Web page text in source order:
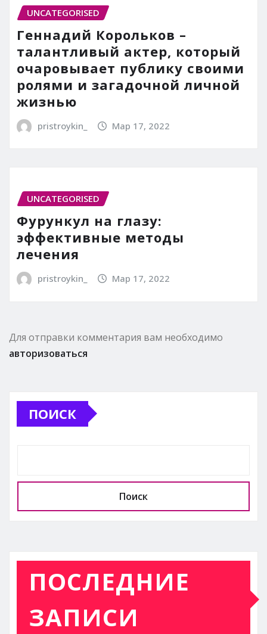
UNCATEGORISED
Геннадий Корольков –
талантливый актер, который
очаровывает публику своими
ролями и загадочной личной
жизнью
pristroykin_ Мар 17, 2022
UNCATEGORISED
Фурункул на глазу:
эффективные методы
лечения
pristroykin_ Мар 17, 2022
Для отправки комментария вам необходимо
авторизоваться
ПОИСК
Поиск
ПОСЛЕДНИЕ
ЗАПИСИ